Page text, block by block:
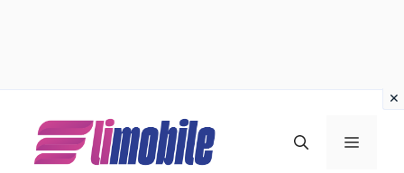
contenuto
MENU